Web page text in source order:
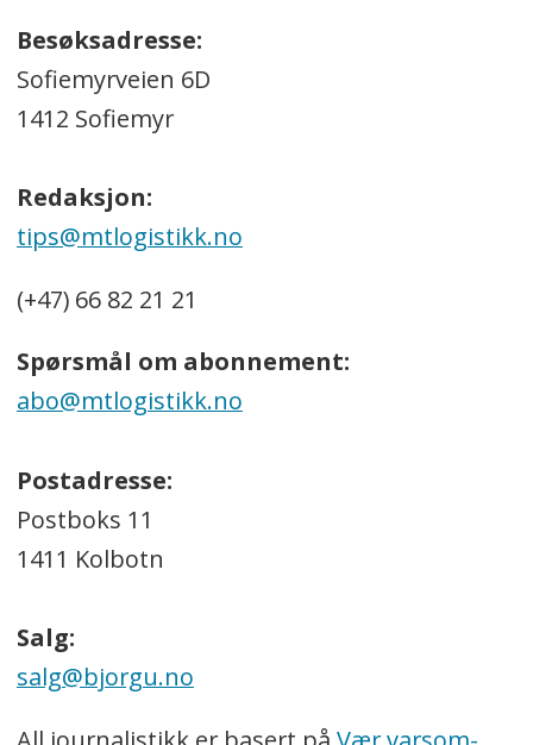
Besøksadresse:
Sofiemyrveien 6D
1412 Sofiemyr
Redaksjon:
tips@mtlogistikk.no
(+47) 66 82 21 21
Spørsmål om abonnement:
abo@mtlogistikk.no
Postadresse:
Postboks 11
1411 Kolbotn
Salg:
salg@bjorgu.no